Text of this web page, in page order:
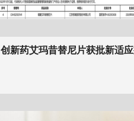
创新药艾玛昔替尼片获批新适